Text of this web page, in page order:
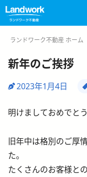
ランドワーク不動産 ホーム
新年のご挨拶
2023年1月4日
明けましておめでと
旧年中は格別のご厚
た。
たくさんのお客様と